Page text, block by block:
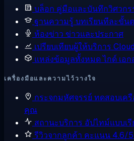
บล็อก คู่มือและบันทึกวิศวกร
ฐานความรู้ บทเรียนทีละขั้น
ห้องข่าว ข่าวและประกาศ
เปรียบเทียบผู้ให้บริการ
แหล่งข้อมูลทั้งหมดไกด์ เอ
เครื่องมือและความไว้วางใจ
กระจกมหัศจรรย์ ทดสอบเค
คุณ
สถานะบริการ อัปไทม์แบบเ
รีวิวจากลูกค้า คะแนน 4.6/